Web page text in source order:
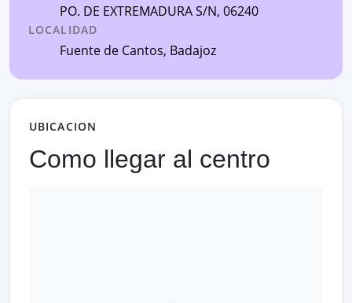
PO. DE EXTREMADURA S/N, 06240
LOCALIDAD
Fuente de Cantos, Badajoz
UBICACION
Como llegar al centro